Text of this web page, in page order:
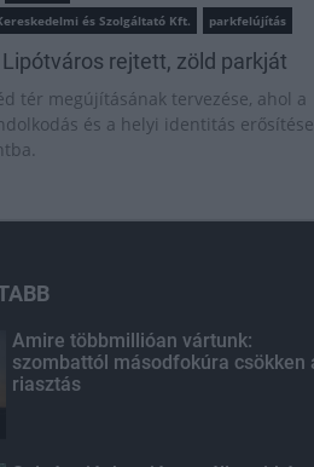
és Szolgáltató Kft.
parkfelújítás
rejtett, zöld parkját
tér megújításának tervezése, ahol a
és a helyi identitás erősítése
Amire többmillióan vártunk:
szombattól másodfokúra csökken
riasztás